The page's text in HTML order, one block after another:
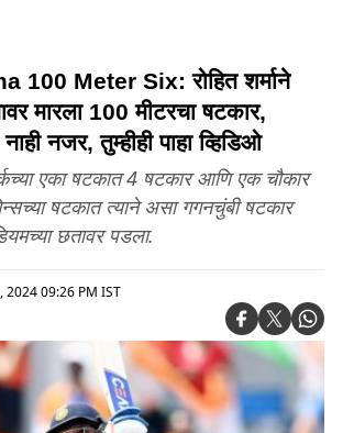
100 Meter Six: रोहित शर्माने
मारला 100 मीटरचा षटकार,
नजर, तुम्हीही पाहा व्हिडिओ
एका षटकात 4 षटकार आणि एक चौकार
षटकात त्याने असा गगनचुंबी षटकार
छतावर पडला.
2024 09:26 PM IST